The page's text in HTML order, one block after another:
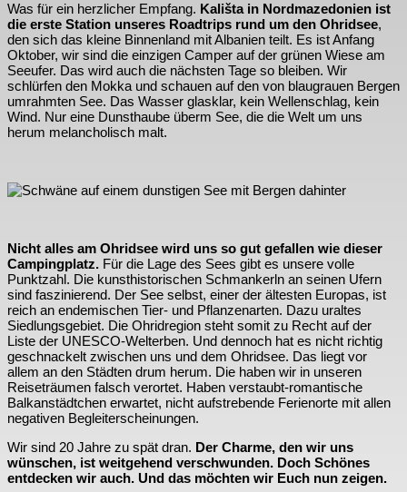
Was für ein herzlicher Empfang. Kališta in Nordmazedonien ist
die erste Station unseres Roadtrips rund um den Ohridsee,
den sich das kleine Binnenland mit Albanien teilt. Es ist Anfang
Oktober, wir sind die einzigen Camper auf der grünen Wiese am
Seeufer. Das wird auch die nächsten Tage so bleiben. Wir
schlürfen den Mokka und schauen auf den von blaugrauen Bergen
umrahmten See. Das Wasser glasklar, kein Wellenschlag, kein
Wind. Nur eine Dunsthaube überm See, die die Welt um uns
herum melancholisch malt.
Nicht alles am Ohridsee wird uns so gut gefallen wie dieser
Campingplatz. Für die Lage des Sees gibt es unsere volle
Punktzahl. Die kunsthistorischen Schmankerln an seinen Ufern
sind faszinierend. Der See selbst, einer der ältesten Europas, ist
reich an endemischen Tier- und Pflanzenarten. Dazu uraltes
Siedlungsgebiet. Die Ohridregion steht somit zu Recht auf der
Liste der UNESCO-Welterben. Und dennoch hat es nicht richtig
geschnackelt zwischen uns und dem Ohridsee. Das liegt vor
allem an den Städten drum herum. Die haben wir in unseren
Reiseträumen falsch verortet. Haben verstaubt-romantische
Balkanstädtchen erwartet, nicht aufstrebende Ferienorte mit allen
negativen Begleiterscheinungen.
Wir sind 20 Jahre zu spät dran. Der Charme, den wir uns
wünschen, ist weitgehend verschwunden. Doch Schönes
entdecken wir auch. Und das möchten wir Euch nun zeigen.